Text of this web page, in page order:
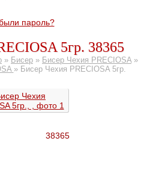
пароль?
5гр. 38365
» Бисер » Бисер Чехия PRECIOSA»
» Бисер Чехия PRECIOSA 5гр.
38365